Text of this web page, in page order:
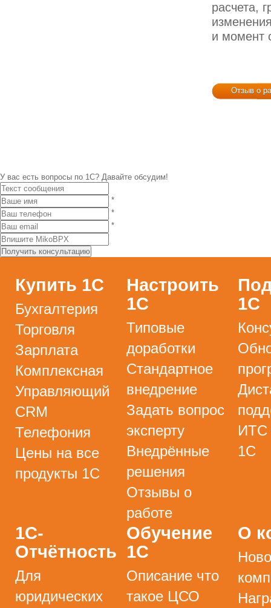
расчета,
и момент
Отзыв о
У вас есть вопросы по 1С? Давайте обсудим!
*
*
*
Купить 1С
Бухгалтерия
Торговля
Зарплата
Комплексная
Управляющий
CRM
Телефония
Цены на все
продукты 1С
Настроить
1С
Типовые
доработки
Стандартное
внедрение
Задать вопрос
эксперту
Внедрённые
решения
Отзывы о
работе
1С
ИТС
1С
1С-
Отчётность
Для
юридических
Обучение
1С
Описание что
такое ЦСО
О